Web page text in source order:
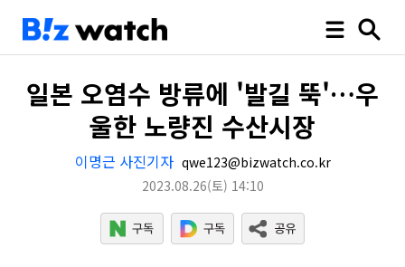
일본 오염수 방류에 '발길 뚝'…우
울한 노량진 수산시장
이명근 사진기자 qwe123@bizwatch.co.kr
2023.08.26(토) 14:10